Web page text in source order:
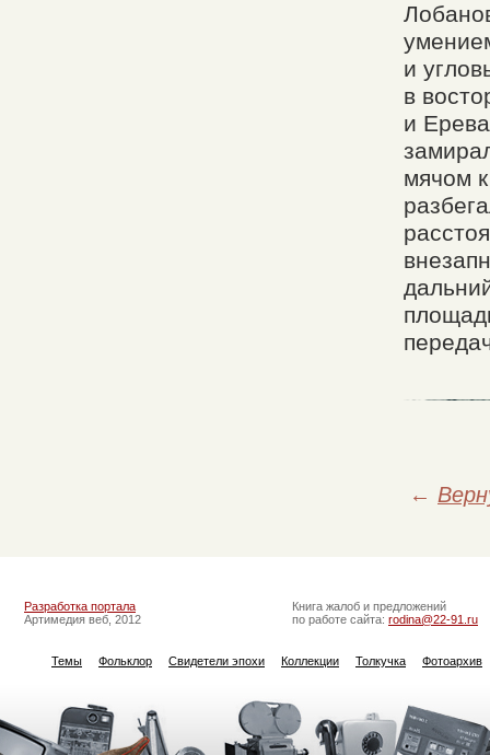
и
в
и
мячом
←
Разработка портала
Артимедия веб, 2012
Книга жалоб и предложений
по работе сайта: rodina@22-91.ru
Темы Фольклор Свидетели эпохи Коллекции Толкучка Фотоархив